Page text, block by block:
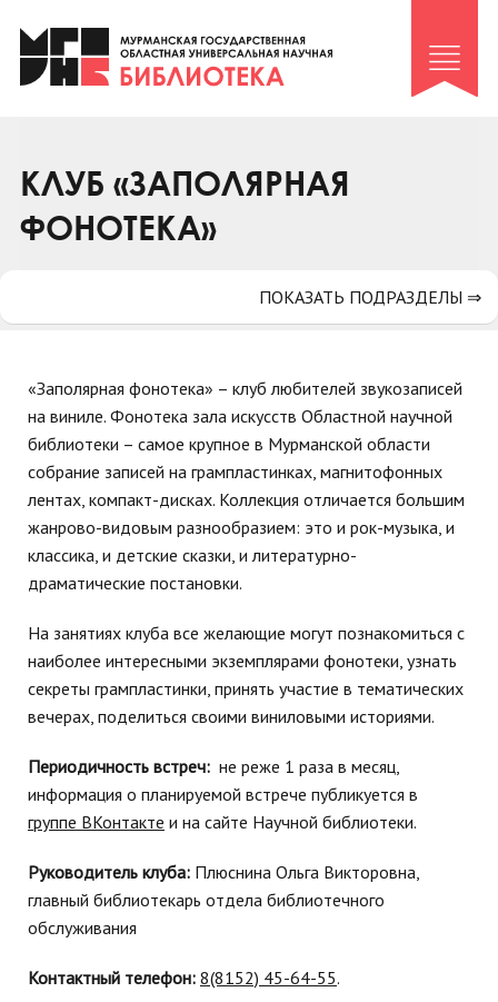
Клуб «Гиря и сельдерей»
Клуб «Семейный архив»
Коллегам
Контакты
КЛУБ «ЗАПОЛЯРНАЯ
ФОНОТЕКА»
«Заполярная фонотека» – клуб любителей звукозаписей
на виниле. Фонотека зала искусств Областной научной
библиотеки – самое крупное в Мурманской области
собрание записей на грампластинках, магнитофонных
лентах, компакт-дисках. Коллекция отличается большим
жанрово-видовым разнообразием: это и рок-музыка, и
классика, и детские сказки, и литературно-
драматические постановки.
На занятиях клуба все желающие могут познакомиться с
наиболее интересными экземплярами фонотеки, узнать
секреты грампластинки, принять участие в тематических
вечерах, поделиться своими виниловыми историями.
Периодичность встреч: не реже 1 раза в месяц,
информация о планируемой встрече публикуется в
группе ВКонтакте и на сайте Научной библиотеки.
Руководитель клуба: Плюснина Ольга Викторовна,
главный библиотекарь отдела библиотечного
обслуживания
Контактный телефон: 8(8152) 45-64-55.
ПОКАЗАТЬ ПОДРАЗДЕЛЫ ⇒